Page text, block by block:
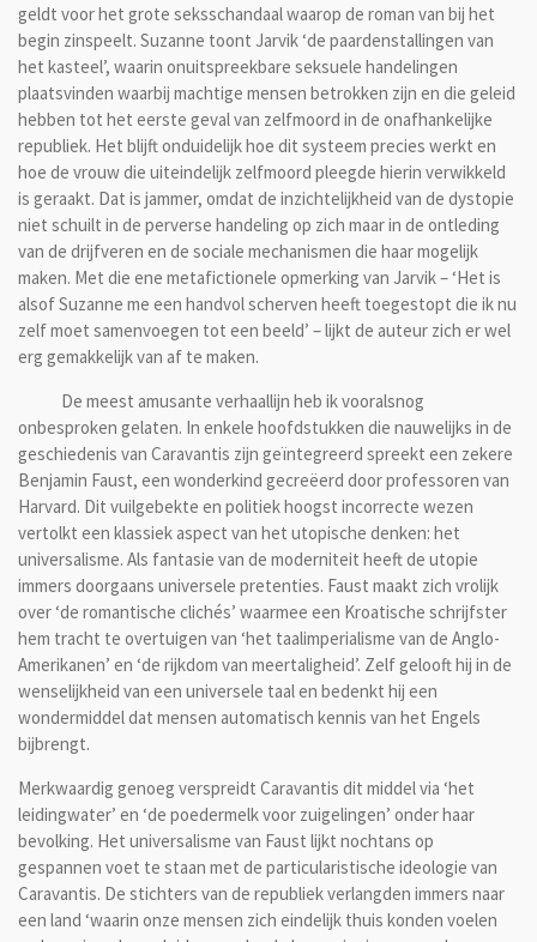
geldt voor het grote seksschandaal waarop de roman van bij het
begin zinspeelt. Suzanne toont Jarvik ‘de paardenstallingen van
het kasteel’, waarin onuitspreekbare seksuele handelingen
plaatsvinden waarbij machtige mensen betrokken zijn en die geleid
hebben tot het eerste geval van zelfmoord in de onafhankelijke
republiek. Het blijft onduidelijk hoe dit systeem precies werkt en
hoe de vrouw die uiteindelijk zelfmoord pleegde hierin verwikkeld
is geraakt. Dat is jammer, omdat de inzichtelijkheid van de dystopie
niet schuilt in de perverse handeling op zich maar in de ontleding
van de drijfveren en de sociale mechanismen die haar mogelijk
maken. Met die ene metafictionele opmerking van Jarvik – ‘Het is
alsof Suzanne me een handvol scherven heeft toegestopt die ik nu
zelf moet samenvoegen tot een beeld’ – lijkt de auteur zich er wel
erg gemakkelijk van af te maken.
De meest amusante verhaallijn heb ik vooralsnog
onbesproken gelaten. In enkele hoofdstukken die nauwelijks in de
geschiedenis van Caravantis zijn geïntegreerd spreekt een zekere
Benjamin Faust, een wonderkind gecreëerd door professoren van
Harvard. Dit vuilgebekte en politiek hoogst incorrecte wezen
vertolkt een klassiek aspect van het utopische denken: het
universalisme. Als fantasie van de moderniteit heeft de utopie
immers doorgaans universele pretenties. Faust maakt zich vrolijk
over ‘de romantische clichés’ waarmee een Kroatische schrijfster
hem tracht te overtuigen van ‘het taalimperialisme van de Anglo-
Amerikanen’ en ‘de rijkdom van meertaligheid’. Zelf gelooft hij in de
wenselijkheid van een universele taal en bedenkt hij een
wondermiddel dat mensen automatisch kennis van het Engels
bijbrengt.
Merkwaardig genoeg verspreidt Caravantis dit middel via ‘het
leidingwater’ en ‘de poedermelk voor zuigelingen’ onder haar
bevolking. Het universalisme van Faust lijkt nochtans op
gespannen voet te staan met de particularistische ideologie van
Caravantis. De stichters van de republiek verlangden immers naar
een land ‘waarin onze mensen zich eindelijk thuis konden voelen